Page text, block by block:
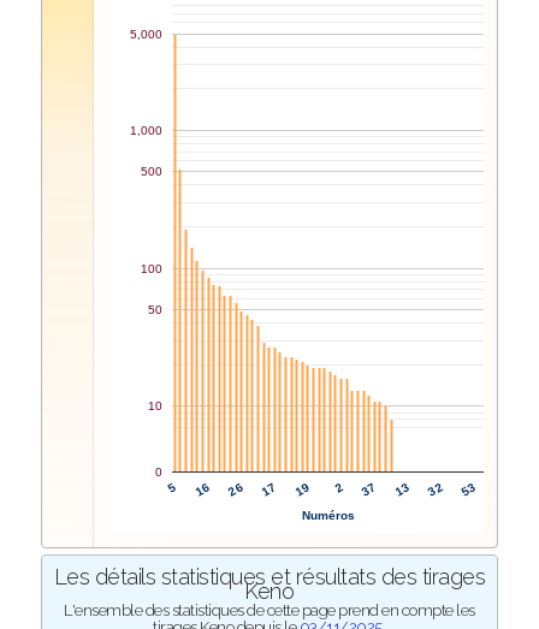
5 16 26 17 19 2 37 13 32 53
0
10
50
100
500
1,000
5,000
Numéros
Les détails statistiques et résultats des tirages
Keno
L'ensemble des statistiques de cette page prend en compte les